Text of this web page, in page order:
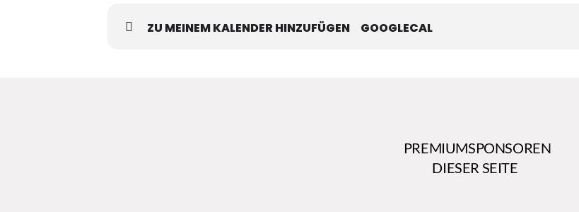
ZU MEINEM KALENDER HINZUFÜGEN GOOGLECAL
PREMIUMSPONSOREN
DIESER SEITE